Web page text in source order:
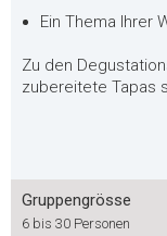
Ein Thema Ihrer
Zu den
zubereitete Tapas
Gruppengrösse
6 bis 30 Personen